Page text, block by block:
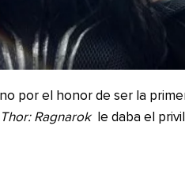
por el honor de ser la
Thor: Ragnarok
le daba el